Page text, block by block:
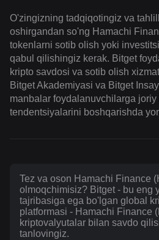
O'zingizning tadqiqotingiz va
oshirgandan so'ng Hamachi
tokenlarni sotib olish yoki
qabul qilishingiz kerak. Bitget
kripto savdosi va sotib olish
Bitget Akademiyasi va Bitget
manbalar foydalanuvchilarga
tendentsiyalarini boshqarishda
Tez va oson Hamachi Finance
olmoqchimisiz? Bitget - bu eng
tajribasiga ega bo'lgan global
platformasi - Hamachi Finance
kriptovalyutalar bilan savdo
tanlovingiz.